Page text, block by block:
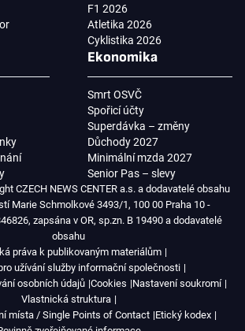
F1 2026
Atletika 2026
Cyklistika 2026
Ekonomika
Smrt OSVČ
Spořicí účty
Superdávka – změny
Důchody 2027
Minimální mzda 2027
Senior Pas – slevy
CZECH NEWS CENTER a.s. a dodavatelé obsahu
Marie Schmolkové 3493/1, 100 00 Praha 10 -
zapsána v OR, sp.zn. B 19490 a dodavatelé
obsahu
práva k publikovaným materiálům
užívání služby informační společnosti
osobních údajů Cookies Nastavení soukromí
Vlastnická struktura
místa / Single Points of Contact Etický kodex